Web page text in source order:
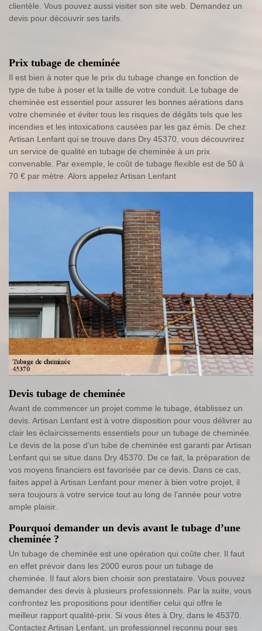
clientèle. Vous pouvez aussi visiter son site web. Demandez un
devis pour découvrir ses tarifs.
Prix tubage de cheminée
Il est bien à noter que le prix du tubage change en fonction de
type de tube à poser et la taille de votre conduit. Le tubage de
cheminée est essentiel pour assurer les bonnes aérations dans
votre cheminée et éviter tous les risques de dégâts tels que les
incendies et les intoxications causées par les gaz émis. De chez
Artisan Lenfant qui se trouve dans Dry 45370, vous découvrirez
un service de qualité en tubage de cheminée à un prix
convenable. Par exemple, le coût de tubage flexible est de 50 à
70 € par mètre. Alors appelez Artisan Lenfant
Devis tubage de cheminée
Avant de commencer un projet comme le tubage, établissez un
devis. Artisan Lenfant est à votre disposition pour vous délivrer au
clair les éclaircissements essentiels pour un tubage de cheminée.
Le devis de la pose d’un tube de cheminée est garanti par Artisan
Lenfant qui se situe dans Dry 45370. De ce fait, la préparation de
vos moyens financiers est favorisée par ce devis. Dans ce cas,
faites appel à Artisan Lenfant pour mener à bien votre projet, il
sera toujours à votre service tout au long de l’année pour votre
ample plaisir.
Pourquoi demander un devis avant le tubage d’une
cheminée ?
Un tubage de cheminée est une opération qui coûte cher. Il faut
en effet prévoir dans les 2000 euros pour un tubage de
cheminée. Il faut alors bien choisir son prestataire. Vous pouvez
demander des devis à plusieurs professionnels. Par la suite, vous
confrontez les propositions pour identifier celui qui offre le
meilleur rapport qualité-prix. Si vous êtes à Dry, dans le 45370.
Contactez Artisan Lenfant, un professionnel reconnu pour ses